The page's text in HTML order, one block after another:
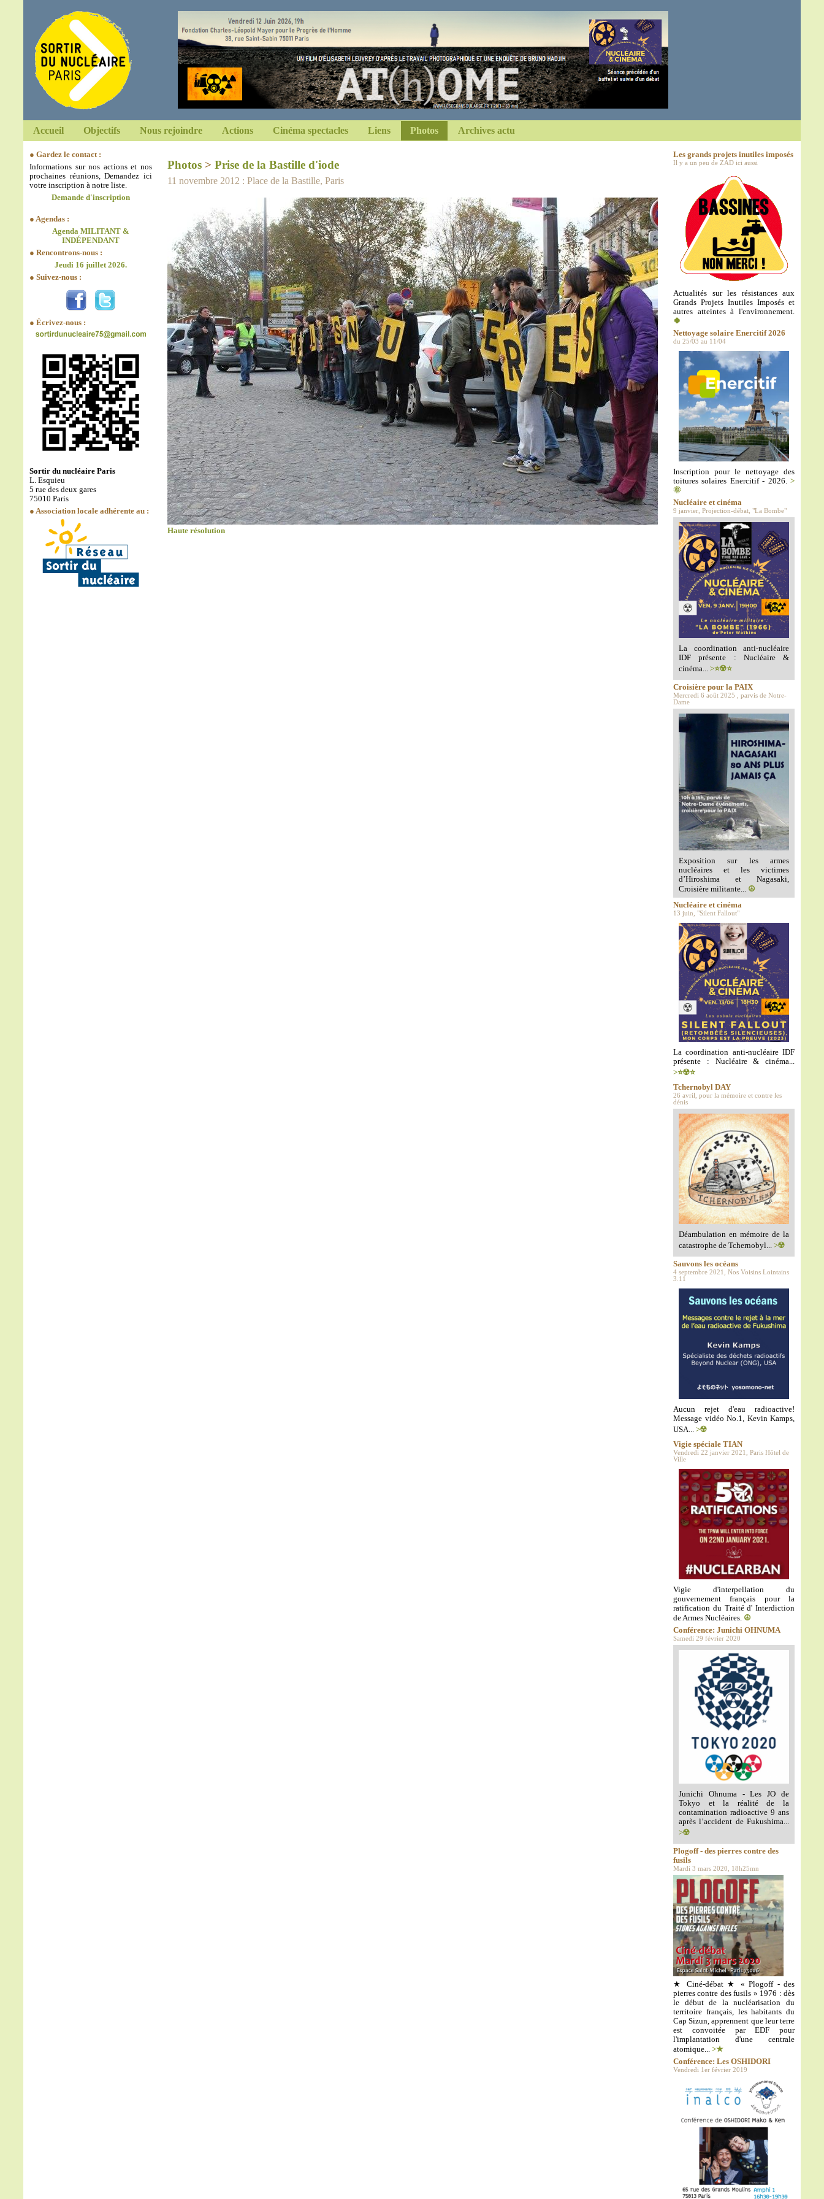
Accueil Objectifs Nous rejoindre Actions Cinéma spectacles Liens Photos Archives actu
● Gardez le contact :
Informations sur nos actions et nos
prochaines réunions, Demandez ici
votre inscription à notre liste.
Demande d'inscription
● Agendas :
Agenda MILITANT &
INDÉPENDANT
● Rencontrons-nous :
Jeudi 16 juillet 2026.
● Suivez-nous :
● Écrivez-nous :
Sortir du nucléaire Paris
L. Esquieu
5 rue des deux gares
75010 Paris
● Association locale adhérente au :
Photos > Prise de la Bastille d'iode
11 novembre 2012 : Place de la Bastille, Paris
Haute résolution
Les grands projets inutiles imposés
Il y a un peu de ZAD ici aussi
Actualités sur les résistances aux
Grands Projets Inutiles Imposés et
autres atteintes à l'environnement.
🍀
Nettoyage solaire Enercitif 2026
du 25/03 au 11/04
Inscription pour le nettoyage des
toitures solaires Enercitif - 2026.>
🌞
Nucléaire et cinéma
9 janvier, Projection-débat, "La Bombe"
La coordination anti-nucléaire
IDF présente : Nucléaire &
cinéma... >⭐️☢️⭐️
Croisière pour la PAIX
Mercredi 6 août 2025 , parvis de Notre-
Dame
Exposition sur les armes
nucléaires et les victimes
d’Hiroshima et Nagasaki,
Croisière militante... ☮️
Nucléaire et cinéma
13 juin, "Silent Fallout"
La coordination anti-nucléaire IDF
présente : Nucléaire & cinéma...
>⭐️☢️⭐️
Tchernobyl DAY
26 avril, pour la mémoire et contre les
dénis
Déambulation en mémoire de la
catastrophe de Tchernobyl... >☢️
Sauvons les océans
4 septembre 2021, Nos Voisins Lointains
3.11
Aucun rejet d'eau radioactive!
Message vidéo No.1, Kevin Kamps,
USA... >☢️
Vigie spéciale TIAN
Vendredi 22 janvier 2021, Paris Hôtel de
Ville
Vigie d'interpellation du
gouvernement français pour la
ratification du Traité d' Interdiction
de Armes Nucléaires. ☮️
Conférence: Junichi OHNUMA
Samedi 29 février 2020
Junichi Ohnuma - Les JO de
Tokyo et la réalité de la
contamination radioactive 9 ans
après l’accident de Fukushima...
>☢️
Plogoff - des pierres contre des
fusils
Mardi 3 mars 2020, 18h25mn
★ Ciné-débat ★ « Plogoff - des
pierres contre des fusils » 1976 : dès
le début de la nucléarisation du
territoire français, les habitants du
Cap Sizun, apprennent que leur terre
est convoitée par EDF pour
l'implantation d'une centrale
atomique... >★
Conférence: Les OSHIDORI
Vendredi 1er février 2019